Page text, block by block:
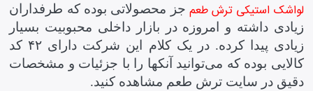
لواشک استیکی ترش طعم جز محصولاتی بوده که طرفداران
زیادی داشته و امروزه در بازار داخلی محبوبیت بسیار
زیادی پیدا کرده. در یک کلام این شرکت دارای ۴۲ کد
کالایی بوده که می‌توانید آنکها را با جزئیات و مشخصات
دقیق در سایت ترش طعم مشاهده کنید.